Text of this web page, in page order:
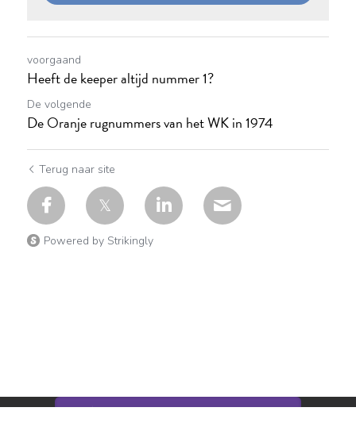
voorgaand
Heeft de keeper altijd nummer 1?
De volgende
De Oranje rugnummers van het WK in 1974
Terug naar site
Powered by Strikingly
This website is built with Strikingly.